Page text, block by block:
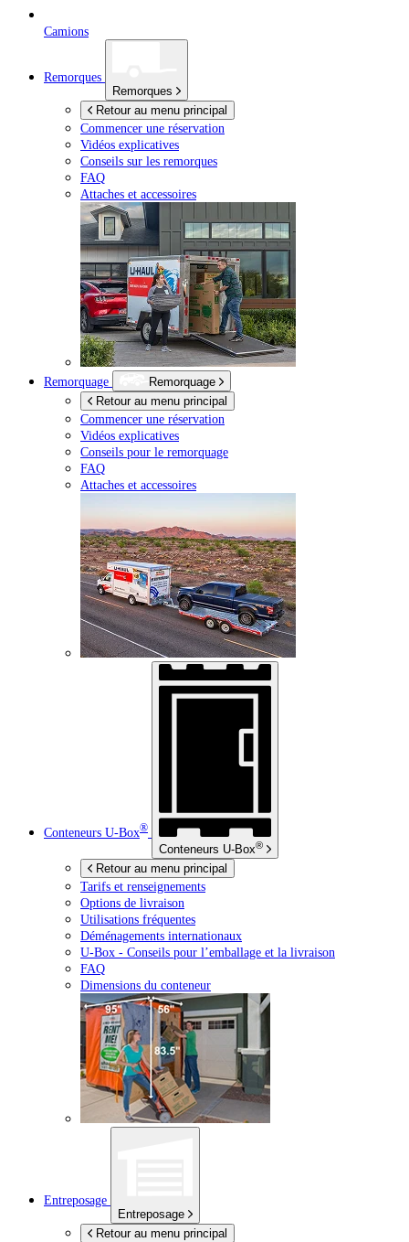
Camions
Remorques
Remorques
Retour au menu principal
Commencer une réservation
Vidéos explicatives
Conseils sur les remorques
FAQ
Attaches et accessoires
Remorquage
Remorquage
Retour au menu principal
Commencer une réservation
Vidéos explicatives
Conseils pour le remorquage
FAQ
Attaches et accessoires
Conteneurs U-Box®
Conteneurs U-Box®
Retour au menu principal
Tarifs et renseignements
Options de livraison
Utilisations fréquentes
Déménagements internationaux
U-Box - Conseils pour l’emballage et la livraison
FAQ
Dimensions du conteneur
Entreposage
Entreposage
Retour au menu principal